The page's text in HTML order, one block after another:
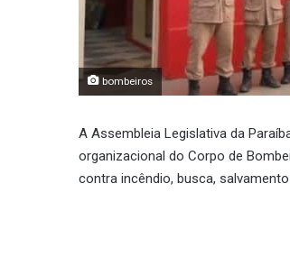
bombeiros
A Assembleia Legislativa da
organizacional do Corpo de
contra incêndio, busca,